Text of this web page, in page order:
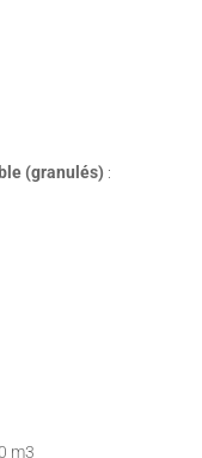
(granulés) :
m3